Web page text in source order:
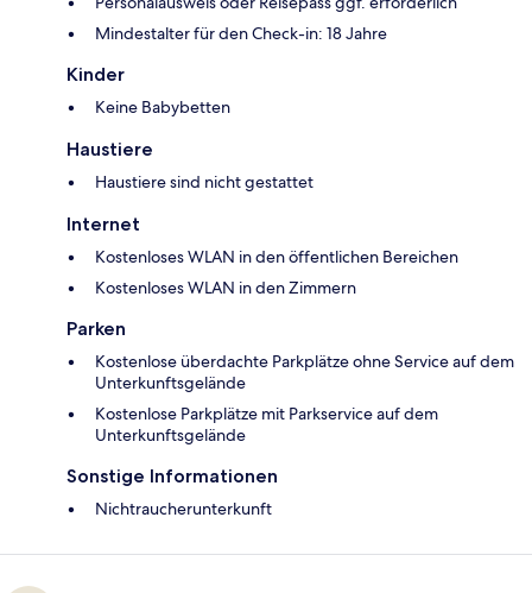
Mindestalter für den Check-in: 18 Jahre
Kinder
Keine Babybetten
Haustiere
Haustiere sind nicht gestattet
Internet
Kostenloses WLAN in den öffentlichen Bereichen
Kostenloses WLAN in den Zimmern
Parken
Kostenlose überdachte Parkplätze ohne Service auf dem
Unterkunftsgelände
Kostenlose Parkplätze mit Parkservice auf dem
Unterkunftsgelände
Sonstige Informationen
Nichtraucherunterkunft